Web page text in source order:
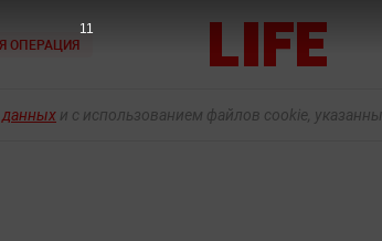
ОПЕРАЦИЯ
данных и с использованием файлов cookie,
10